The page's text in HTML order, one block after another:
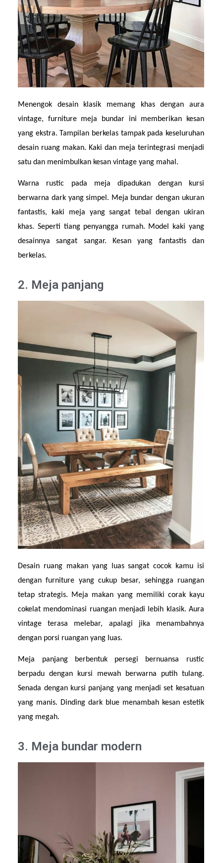
Menengok desain klasik memang khas dengan aura
vintage, furniture meja bundar ini memberikan kesan
yang ekstra. Tampilan berkelas tampak pada keseluruhan
desain ruang makan. Kaki dan meja terintegrasi menjadi
satu dan menimbulkan kesan vintage yang mahal.
Warna rustic pada meja dipadukan dengan kursi
berwarna dark yang simpel. Meja bundar dengan ukuran
fantastis, kaki meja yang sangat tebal dengan ukiran
khas. Seperti tiang penyangga rumah. Model kaki yang
desainnya sangat sangar. Kesan yang fantastis dan
berkelas.
2. Meja panjang
Desain ruang makan yang luas sangat cocok kamu isi
dengan furniture yang cukup besar, sehingga ruangan
tetap strategis. Meja makan yang memiliki corak kayu
cokelat mendominasi ruangan menjadi lebih klasik. Aura
vintage terasa melebar, apalagi jika menambahnya
dengan porsi ruangan yang luas.
Meja panjang berbentuk persegi bernuansa rustic
berpadu dengan kursi mewah berwarna putih tulang.
Senada dengan kursi panjang yang menjadi set kesatuan
yang manis. Dinding dark blue menambah kesan estetik
yang megah.
3. Meja bundar modern